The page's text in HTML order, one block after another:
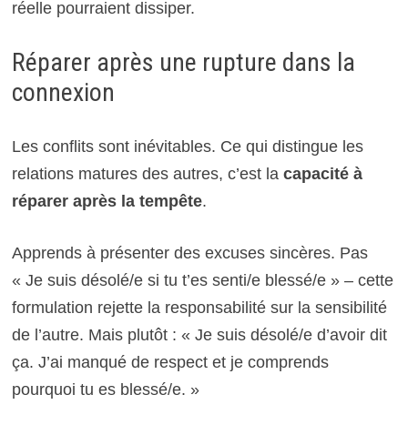
réelle pourraient dissiper.
Réparer après une rupture dans la
connexion
Les conflits sont inévitables. Ce qui distingue les
relations matures des autres, c’est la capacité à
réparer après la tempête.
Apprends à présenter des excuses sincères. Pas
« Je suis désolé/e si tu t’es senti/e blessé/e » – cette
formulation rejette la responsabilité sur la sensibilité
de l’autre. Mais plutôt : « Je suis désolé/e d’avoir dit
ça. J’ai manqué de respect et je comprends
pourquoi tu es blessé/e. »